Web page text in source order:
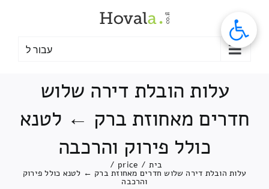
עבור ל
עלות הובלת דירה שלוש
חדרים מאחוזת ברק ← לטנא
כולל פירוק והרכבה
בית /
price
/
עלות הובלת דירה שלוש חדרים מאחוזת ברק ← לטנא כולל פירוק
והרכבה